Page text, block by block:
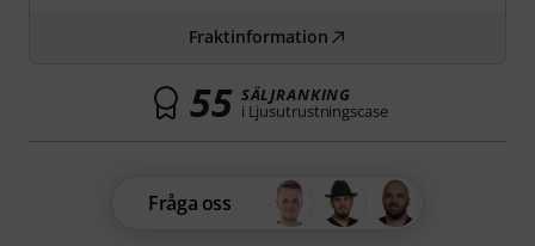
Fraktinformation
55 SÄLJRANKING
i Ljusutrustningscase
Fråga oss